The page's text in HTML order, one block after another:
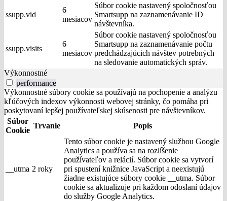
ssupp.vid
6
mesiacov
Súbor cookie nastavený spoločnosťou
Smartsupp na zaznamenávanie ID
návštevníka.
ssupp.visits
6
mesiacov
Súbor cookie nastavený spoločnosťou
Smartsupp na zaznamenávanie počtu
predchádzajúcich návštev potrebných
na sledovanie automatických správ.
Výkonnostné
performance
Výkonnostné súbory cookie sa používajú na pochopenie a analýzu
kľúčových indexov výkonnosti webovej stránky, čo pomáha pri
poskytovaní lepšej používateľskej skúsenosti pre návštevníkov.
Súbor
Cookie
Trvanie Popis
__utma 2 roky
Tento súbor cookie je nastavený službou Google
Analytics a používa sa na rozlíšenie
používateľov a relácií. Súbor cookie sa vytvorí
pri spustení knižnice JavaScript a neexistujú
žiadne existujúce súbory cookie __utma. Súbor
cookie sa aktualizuje pri každom odoslaní údajov
do služby Google Analytics.